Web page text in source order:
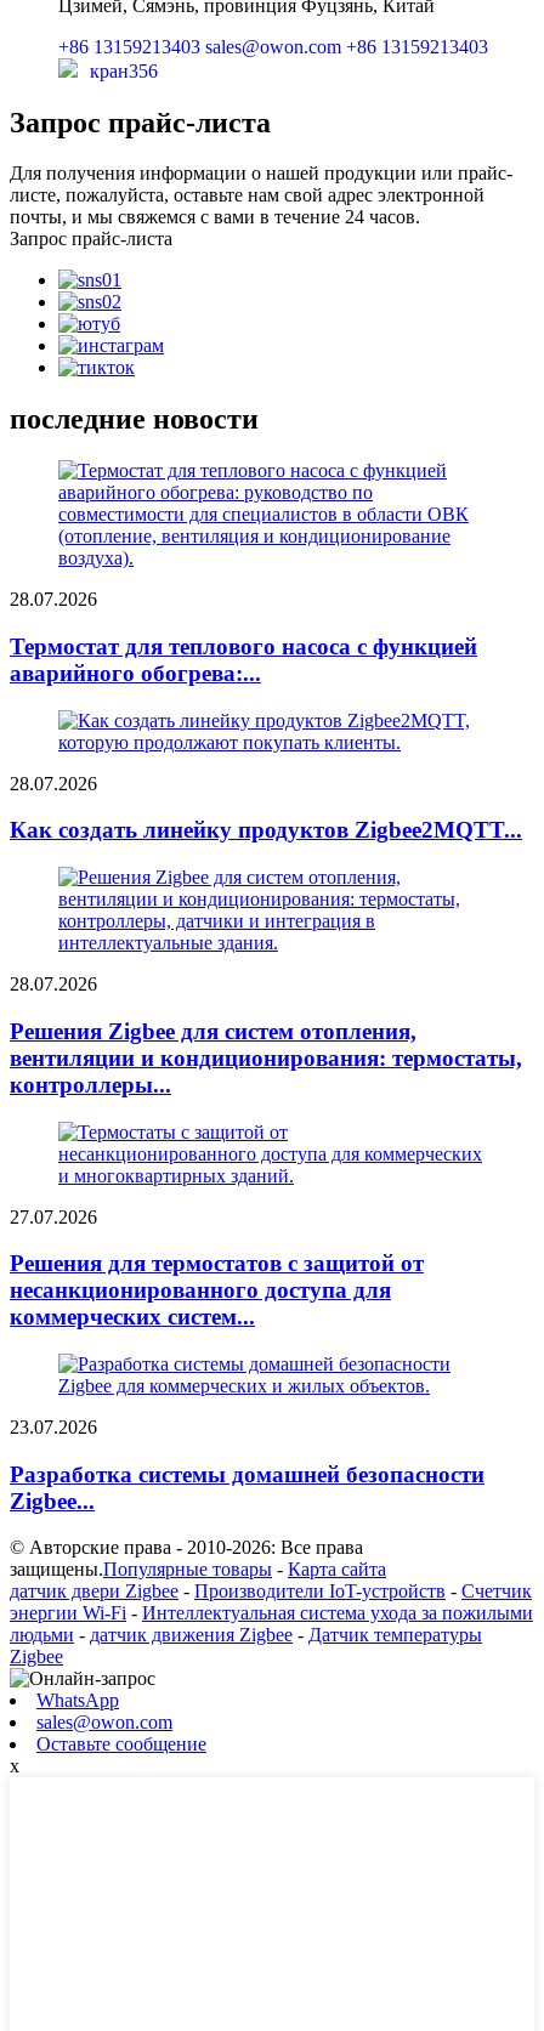
Цзимей, Сямэнь, провинция Фуцзянь, Китай
+86 13159213403 sales@owon.com +86 13159213403
кран356
Запрос прайс-листа
Для получения информации о нашей продукции или прайс-
листе, пожалуйста, оставьте нам свой адрес электронной
почты, и мы свяжемся с вами в течение 24 часов.
Запрос прайс-листа
последние новости
28.07.2026
Термостат для теплового насоса с функцией
аварийного обогрева:...
28.07.2026
Как создать линейку продуктов Zigbee2MQTT...
28.07.2026
Решения Zigbee для систем отопления,
вентиляции и кондиционирования: термостаты,
контроллеры...
27.07.2026
Решения для термостатов с защитой от
несанкционированного доступа для
коммерческих систем...
23.07.2026
Разработка системы домашней безопасности
Zigbee...
© Авторские права - 2010-2026: Все права
защищены.Популярные товары - Карта сайта
датчик двери Zigbee - Производители IoT-устройств - Счетчик
энергии Wi-Fi - Интеллектуальная система ухода за пожилыми
людьми - датчик движения Zigbee - Датчик температуры
Zigbee
WhatsApp
sales@owon.com
Оставьте сообщение
x